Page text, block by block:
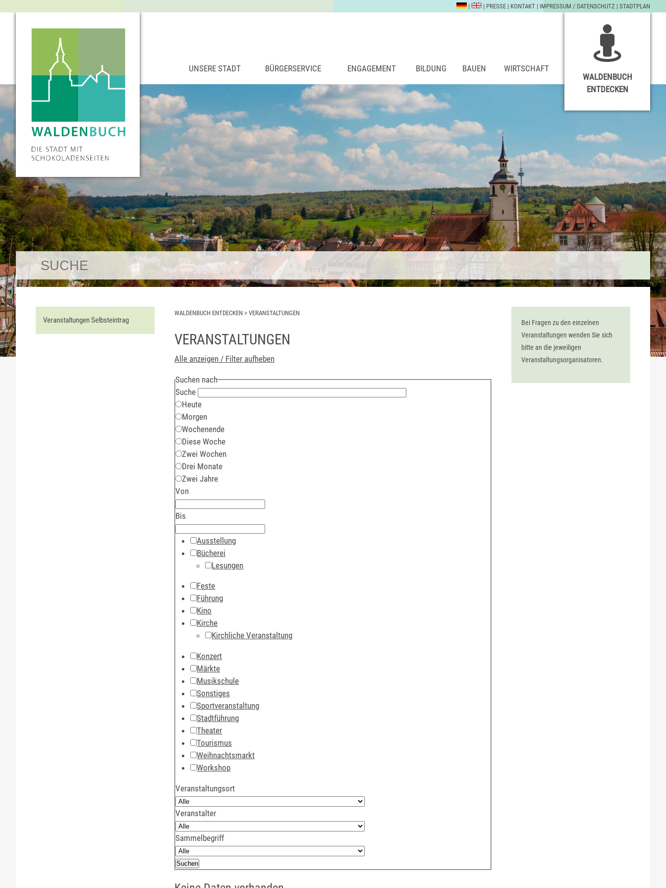
| | PRESSE | KONTAKT | IMPRESSUM / DATENSCHUTZ | STADTPLAN
UNSERE STADT BÜRGERSERVICE ENGAGEMENT BILDUNG BAUEN
WIRTSCHAFT
WALDENBUCH
ENTDECKEN
Veranstaltungen Selbsteintrag
WALDENBUCH ENTDECKEN > VERANSTALTUNGEN
VERANSTALTUNGEN
Alle anzeigen / Filter aufheben
Suchen nach
Suche
Heute
Morgen
Wochenende
Diese Woche
Zwei Wochen
Drei Monate
Zwei Jahre
Von
Bis
Ausstellung
Bücherei
Lesungen
Feste
Führung
Kino
Kirche
Kirchliche Veranstaltung
Konzert
Märkte
Musikschule
Sonstiges
Sportveranstaltung
Stadtführung
Theater
Tourismus
Weihnachtsmarkt
Workshop
Veranstaltungsort
Veranstalter
Sammelbegriff
Bei Fragen zu den einzelnen
Veranstaltungen wenden Sie sich
bitte an die jeweiligen
Veranstaltungsorganisatoren.